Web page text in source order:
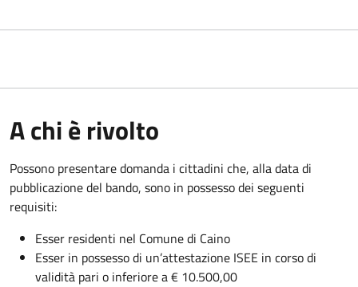
A chi è rivolto
Possono presentare domanda i cittadini che, alla data di
pubblicazione del bando, sono in possesso dei seguenti
requisiti:
Esser residenti nel Comune di Caino
Esser in possesso di un’attestazione ISEE in corso di
validità pari o inferiore a € 10.500,00